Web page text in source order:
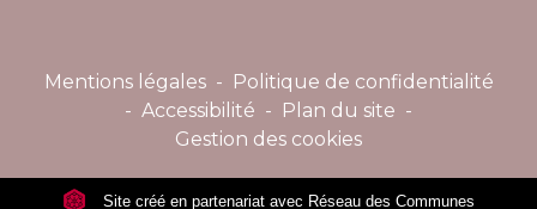
Mentions légales - Politique de confidentialité
- Accessibilité - Plan du site -
Gestion des cookies
Site créé en partenariat avec Réseau des Communes